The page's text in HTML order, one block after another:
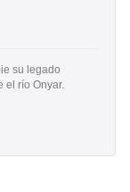
su legado
el río Onyar.